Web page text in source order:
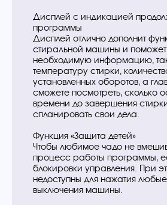
Дисплей с индикацией
программы
Дисплей отлично дополнит
стиральной машины и поможет
необходимую информацию,
температуру стирки,
установленных оборотов, а
сможете посмотреть, сколько
времени до завершения
спланировать свои дела.
Функция «Защита детей»
Чтобы любимое чадо не
процесс работы программы,
блокировки управления. При
недоступны для нажатия
выключения машины.